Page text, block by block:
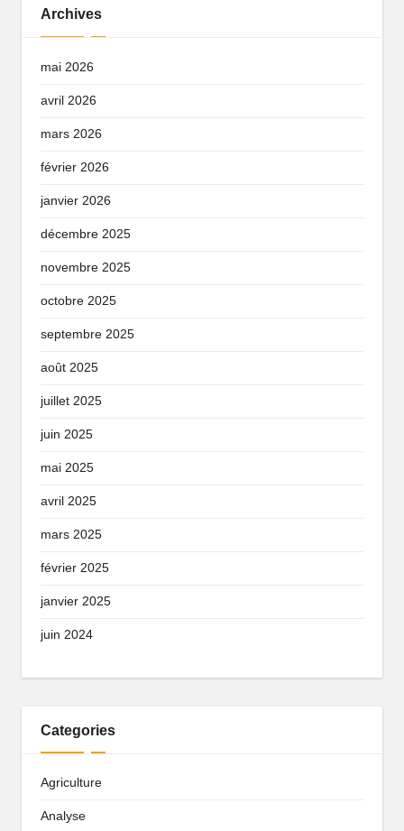
Archives
mai 2026
avril 2026
mars 2026
février 2026
janvier 2026
décembre 2025
novembre 2025
octobre 2025
septembre 2025
août 2025
juillet 2025
juin 2025
mai 2025
avril 2025
mars 2025
février 2025
janvier 2025
juin 2024
Categories
Agriculture
Analyse